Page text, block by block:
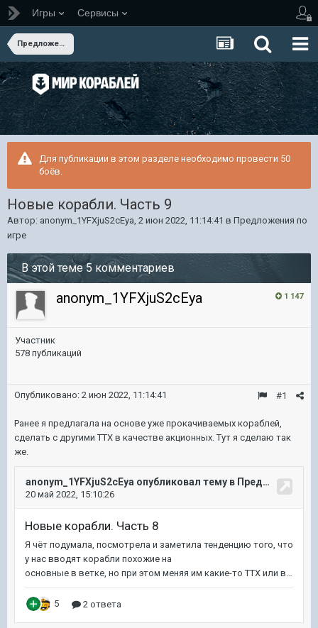
Игры Сервисы
Предложения по игре
Для публикации в этом разделе необходимо провести 50
боёв.
Новые корабли. Часть 9
Автор: anonym_1YFXjuS2cEya, 2 июн 2022, 11:14:41 в Предложения по
игре
В этой теме 5 комментариев
1 147
anonym_1YFXjuS2cEya
Участник
578 публикаций
#1
Опубликовано: 2 июн 2022, 11:14:41
Ранее я предлагала на основе уже прокачиваемых кораблей,
сделать с другими ТТХ в качестве акционных. Тут я сделаю так
же.